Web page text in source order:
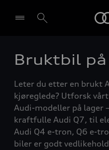
Velg forhandler
Bruktbil
Leter du etter en brukt
kjøreglede? Utforsk
Audi-modeller på lager
kraftfulle Audi Q7, til
Audi Q4 e-tron, Q6 e-
biler er godt